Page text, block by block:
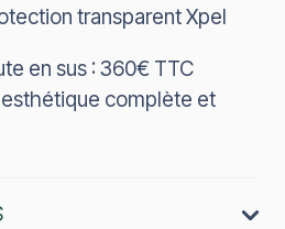
transparent Xpel
en sus : 360€ TTC
complète et